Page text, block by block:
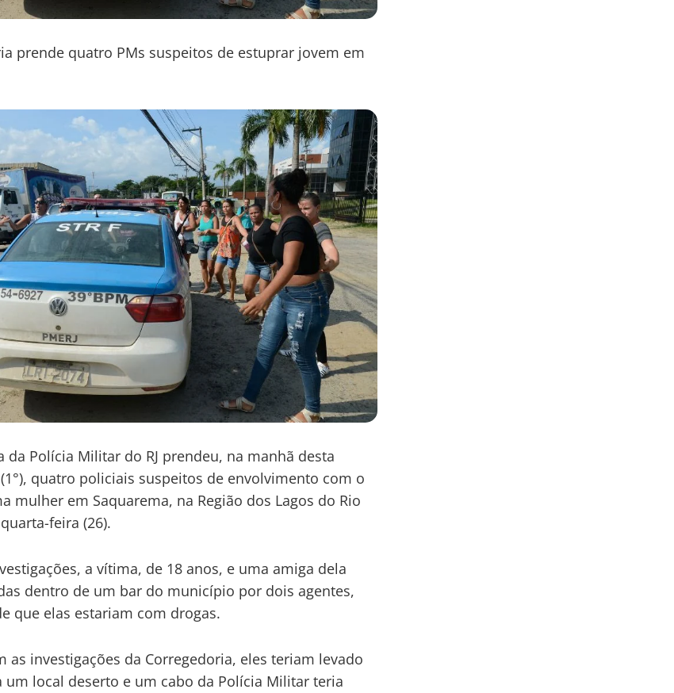
prende quatro PMs suspeitos de estuprar jovem em
da Polícia Militar do RJ prendeu, na manhã desta
quatro policiais suspeitos de envolvimento com o
mulher em Saquarema, na Região dos Lagos do Rio
feira (26).
a vítima, de 18 anos, e uma amiga dela
dentro de um bar do município por dois agentes,
que elas estariam com drogas.
as investigações da Corregedoria, eles teriam levado
um local deserto e um cabo da Polícia Militar teria